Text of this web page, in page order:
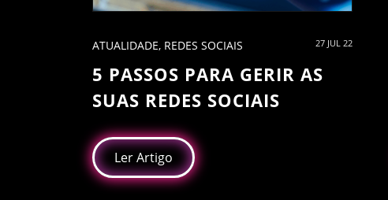
ATUALIDADE, REDES SOCIAIS 27 JUL 22
5 PASSOS PARA GERIR AS
SUAS REDES SOCIAIS
Ler Artigo